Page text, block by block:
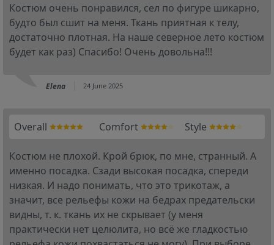
Костюм очень понравился, сел по фигуре шикарно,
будто был сшит на меня. Ткань приятная к телу,
достаточно плотная. На наше северное лето костюм
будет как раз) Спасибо! Очень довольна!!!
Elena 24 June 2025
Overall Comfort Style
Костюм не плохой. Крой брюк, по мне, странный. А
именно посадка. Сзади высокая посадка, спереди
низкая. И надо понимать, что это трикотаж, а
значит, все рельефы кожи на бедрах предательски
видны, т. к. ткань их не скрывает (у меня
практически нет целюлита, но всё же гладкостью